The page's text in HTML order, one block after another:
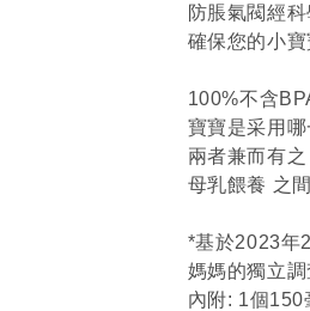
防脹氣閥經
確保您的小寶
100%不含
寶寶是采用
兩者兼而有
母乳餵養 之
*基於2023年
媽媽的獨立調
內附: 1個150